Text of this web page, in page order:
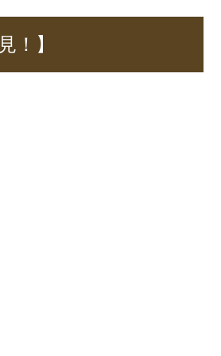
！】